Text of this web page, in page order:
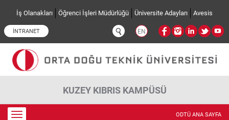
İş Olanakları Öğrenci İşleri Müdürlüğü Üniversite Adayları Avesis
İNTRANET EN
KUZEY KIBRIS KAMPÜSÜ
Toggle
ODTÜ ANA SAYFA